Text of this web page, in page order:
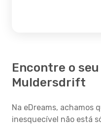
Encontre o
Muldersdrift
Na eDreams, achamos
inesquecível não está